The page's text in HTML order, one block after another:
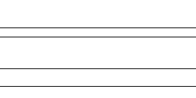
Stege
Svendstrup